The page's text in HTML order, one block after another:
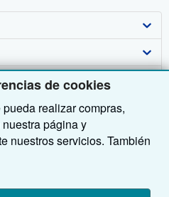
de cookies
realizar compras,
página y
nuestros servicios. También
el modo en que los
y así poder realizar